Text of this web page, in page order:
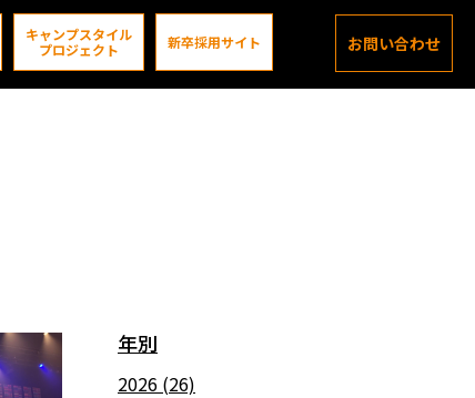
キャンプスタイル
プロジェクト
新卒採用サイト お問い合わせ
年別
2026 (26)